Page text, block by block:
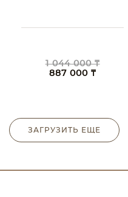
1 044 000 ₸
887 000 ₸
ЗАГРУЗИТЬ ЕЩЕ